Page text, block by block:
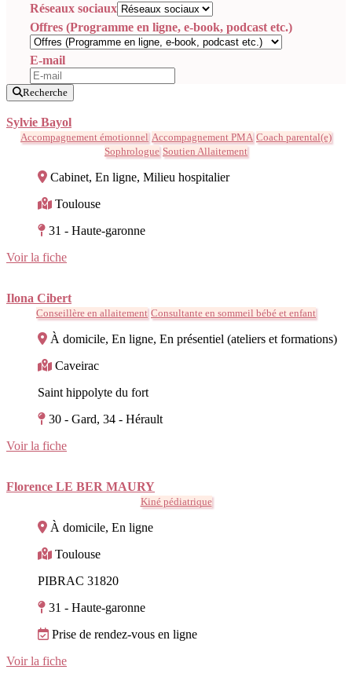
Réseaux sociaux
Offres (Programme en ligne, e-book, podcast etc.)
E-mail
Recherche
Sylvie Bayol
Accompagnement émotionnel Accompagnement PMA Coach parental(e)
Sophrologue Soutien Allaitement
Cabinet, En ligne, Milieu hospitalier
Toulouse
31 - Haute-garonne
Voir la fiche
Ilona Cibert
Conseillère en allaitement Consultante en sommeil bébé et enfant
À domicile, En ligne, En présentiel (ateliers et formations)
Caveirac
Saint hippolyte du fort
30 - Gard, 34 - Hérault
Voir la fiche
Florence LE BER MAURY
Kiné pédiatrique
À domicile, En ligne
Toulouse
PIBRAC 31820
31 - Haute-garonne
Prise de rendez-vous en ligne
Voir la fiche